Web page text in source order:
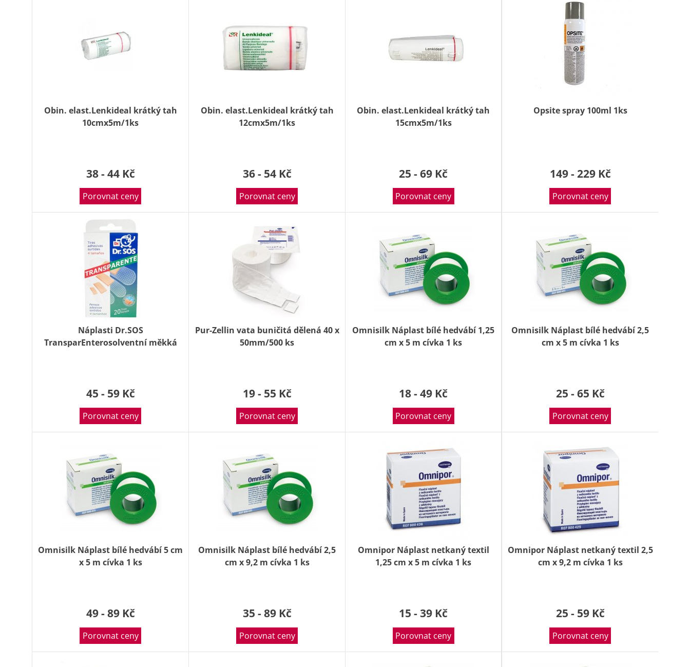
Obin. elast.Lenkideal krátký tah
10cmx5m/1ks
38 - 44 Kč
Porovnat ceny
Obin. elast.Lenkideal krátký tah
12cmx5m/1ks
36 - 54 Kč
Porovnat ceny
Obin. elast.Lenkideal krátký tah
15cmx5m/1ks
25 - 69 Kč
Porovnat ceny
Opsite spray 100ml 1ks
149 - 229 Kč
Porovnat ceny
Náplasti Dr.SOS
TransparEnterosolventní měkká
45 - 59 Kč
Porovnat ceny
Pur-Zellin vata buničitá dělená 40 x
50mm/500 ks
19 - 55 Kč
Porovnat ceny
Omnisilk Náplast bílé hedvábí 1,25
cm x 5 m cívka 1 ks
18 - 49 Kč
Porovnat ceny
Omnisilk Náplast bílé hedvábí 2,5
cm x 5 m cívka 1 ks
25 - 65 Kč
Porovnat ceny
Omnisilk Náplast bílé hedvábí 5 cm
x 5 m cívka 1 ks
49 - 89 Kč
Porovnat ceny
Omnisilk Náplast bílé hedvábí 2,5
cm x 9,2 m cívka 1 ks
35 - 89 Kč
Porovnat ceny
Omnipor Náplast netkaný textil
1,25 cm x 5 m cívka 1 ks
15 - 39 Kč
Porovnat ceny
Omnipor Náplast netkaný textil 2,5
cm x 9,2 m cívka 1 ks
25 - 59 Kč
Porovnat ceny